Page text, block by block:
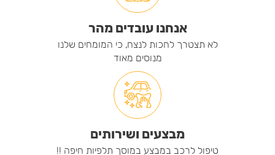
אנחנו עובדים מהר
לא תצטרך לחכות לנצח, כי המומחים שלנו
מנוסים מאוד
מבצעים ושירותים
טיפול לרכב במבצע במוסך תלפיות חיפה !!